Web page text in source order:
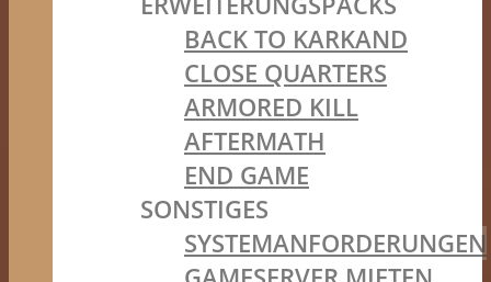
BACK TO KARKAND
CLOSE QUARTERS
ARMORED KILL
AFTERMATH
END GAME
SONSTIGES
SYSTEMANFORDERUNGEN